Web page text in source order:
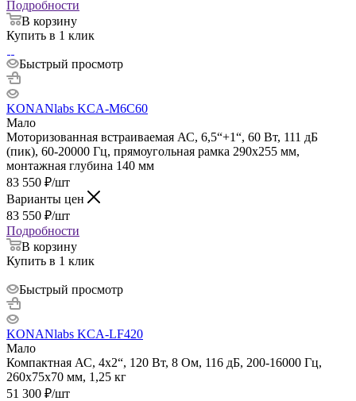
Подробности
В корзину
Купить в 1 клик
Быстрый просмотр
KONANlabs KCA-M6C60
Мало
Моторизованная встраиваемая АС, 6,5“+1“, 60 Вт, 111 дБ
(пик), 60-20000 Гц, прямоугольная рамка 290х255 мм,
монтажная глубина 140 мм
83 550 ₽/шт
Варианты цен
83 550 ₽/шт
Подробности
В корзину
Купить в 1 клик
Быстрый просмотр
KONANlabs KCA-LF420
Мало
Компактная АС, 4х2“, 120 Вт, 8 Ом, 116 дБ, 200-16000 Гц,
260х75х70 мм, 1,25 кг
51 300 ₽/шт